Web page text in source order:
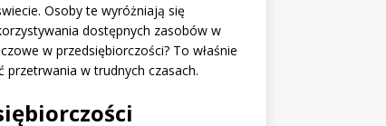
Osoby te wyróżniają się
dostępnych zasobów w
w przedsiębiorczości? To właśnie
w trudnych czasach.